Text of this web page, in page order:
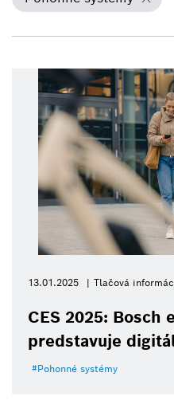
13.01.2025 Tlačová
CES 2025: Bosch
predstavuje
Pohonné systémy